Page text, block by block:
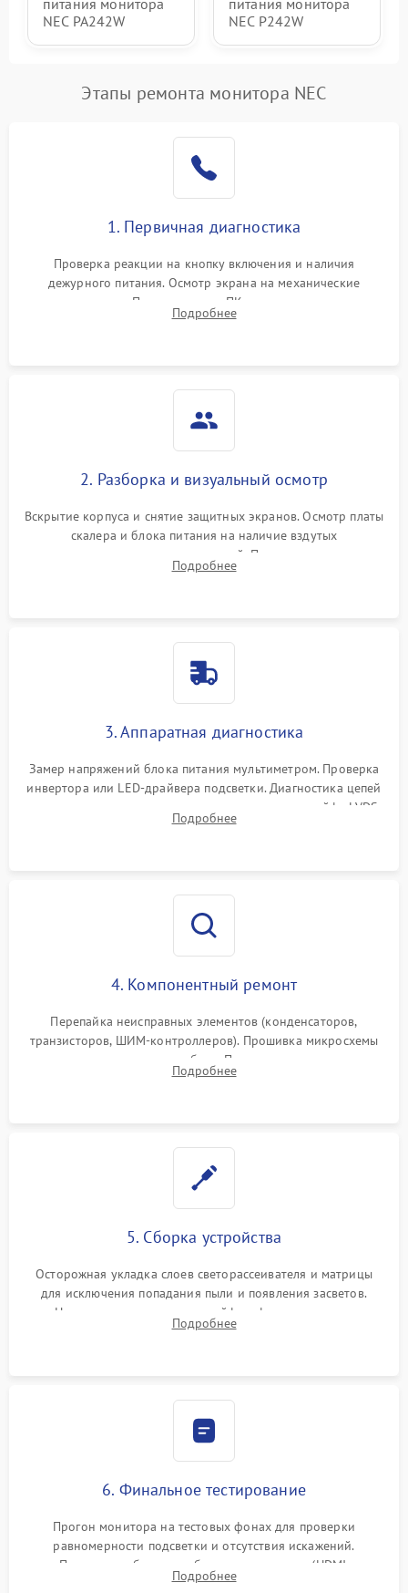
питания монитора
NEC PA242W
питания монитора
NEC P242W
Этапы ремонта монитора NEC
1. Первичная диагностика
Проверка реакции на кнопку включения и наличия
дежурного питания. Осмотр экрана на механические
повреждения. Подключение к ПК для оценки вывода
изображения, работы подсветки и выявления артефактов на
Подробнее
2. Разборка и визуальный осмотр
Вскрытие корпуса и снятие защитных экранов. Осмотр платы
скалера и блока питания на наличие вздутых
конденсаторов, прогаров, окислений. Проверка надежности
контактов и целостности шлейфов матрицы.
Подробнее
3. Аппаратная диагностика
Замер напряжений блока питания мультиметром. Проверка
инвертора или LED-драйвера подсветки. Диагностика цепей
питания скалера и тестирование сигналов на шлейфе LVDS
Подробнее
4. Компонентный ремонт
Перепайка неисправных элементов (конденсаторов,
транзисторов, ШИМ-контроллеров). Прошивка микросхемы
памяти при программных сбоях. При поломке подсветки —
разборка матрицы и замена выгоревших светодиодов.
Подробнее
5. Сборка устройства
Осторожная укладка слоев светорассеивателя и матрицы
для исключения попадания пыли и появления засветов.
Надежное подключение шлейфов, фиксация плат и
аккуратное защелкивание пластикового корпуса монитора.
Подробнее
6. Финальное тестирование
Прогон монитора на тестовых фонах для проверки
равномерности подсветки и отсутствия искажений.
Проверка работоспособности всех портов (HDMI,
DisplayPort, VGA) и кнопок управления под нагрузкой в
Подробнее